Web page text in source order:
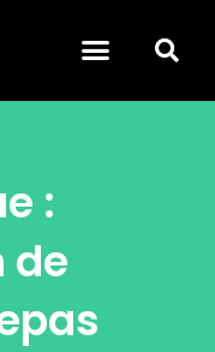
:
de